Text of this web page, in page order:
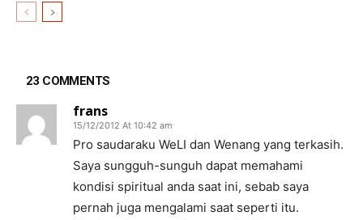
23 COMMENTS
frans
15/12/2012 At 10:42 am
Pro saudaraku WeLI dan Wenang yang terkasih.
Saya sungguh-sunguh dapat memahami
kondisi spiritual anda saat ini, sebab saya
pernah juga mengalami saat seperti itu.